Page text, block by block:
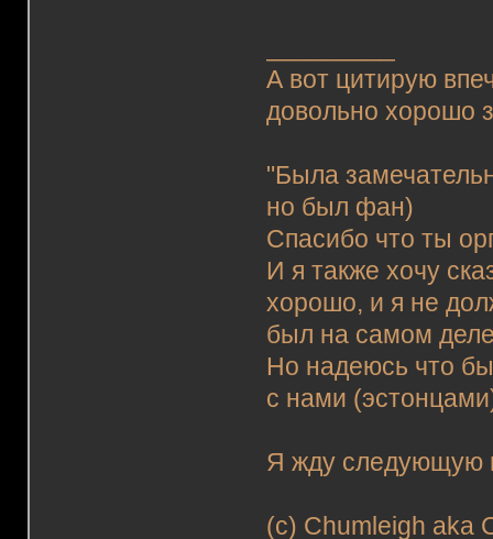
А вот цитирую
довольно хорошо
"Была
но был фан)
Спасибо что ты
И я также хочу
хорошо, и я не
был на самом
Но надеюсь что
с нами
Я жду следующую
(c) Chumleigh aka